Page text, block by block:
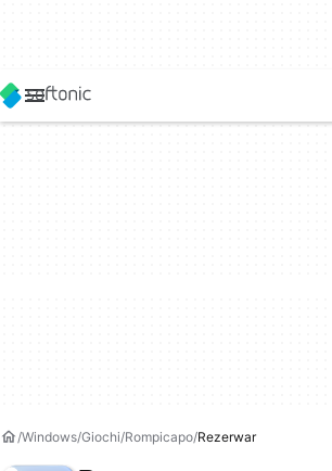
Windows Giochi Rompicapo Rezerwar